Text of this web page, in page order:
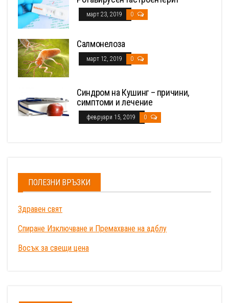
март 23, 2019 0
Салмонелоза
март 12, 2019 0
Синдром на Кушинг – причини,
симптоми и лечение
февруари 15, 2019 0
ПОЛЕЗНИ ВРЪЗКИ
Здравен свят
Спиране Изключване и Премахване на адблу
Восък за свещи цена